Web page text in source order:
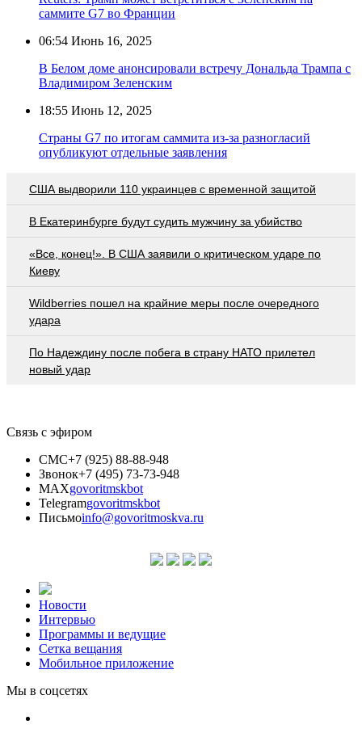
саммите G7 во Франции
06:54 Июнь 16, 2025
В Белом доме анонсировали встречу Дональда Трампа с
Владимиром Зеленским
18:55 Июнь 12, 2025
Страны G7 по итогам саммита из-за разногласий
опубликуют отдельные заявления
США выдворили 110 украинцев с временной защитой
В Екатеринбурге будут судить мужчину за убийство
«Все, конец!». В США заявили о критическом ударе по
Киеву
Wildberries пошел на крайние меры после очередного
удара
По Надеждину после побега в страну НАТО прилетел
новый удар
Связь с эфиром
СМС+7 (925) 88-88-948
Звонок+7 (495) 73-73-948
MAXgovoritmskbot
Telegramgovoritmskbot
Письмоinfo@govoritmoskva.ru
Новости
Интервью
Программы и ведущие
Сетка вещания
Мобильное приложение
Мы в соцсетях